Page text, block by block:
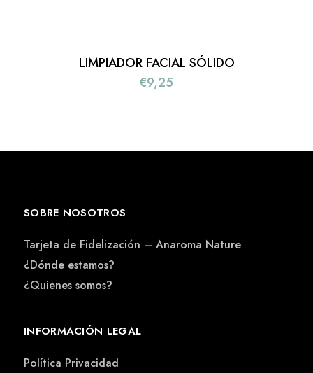
LIMPIADOR FACIAL SÓLIDO
€9,25
SOBRE NOSOTROS
Tarjeta de Fidelización – Anaroma Nature
¿Dónde estamos?
¿Quienes somos?
INFORMACIÓN LEGAL
Política Privacidad